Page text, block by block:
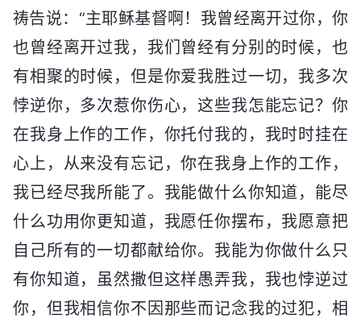
祷告说：“主耶稣基督啊！我曾经离开过你，你
也曾经离开过我，我们曾经有分别的时候，也
有相聚的时候，但是你爱我胜过一切，我多次
悖逆你，多次惹你伤心，这些我怎能忘记？你
在我身上作的工作，你托付我的，我时时挂在
心上，从来没有忘记，你在我身上作的工作，
我已经尽我所能了。我能做什么你知道，能尽
什么功用你更知道，我愿任你摆布，我愿意把
自己所有的一切都献给你。我能为你做什么只
有你知道，虽然撒但这样愚弄我，我也悖逆过
你，但我相信你不因那些而记念我的过犯，相